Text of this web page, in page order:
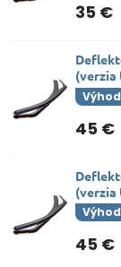
35 €
(verzia
45 €
(verzia
45 €